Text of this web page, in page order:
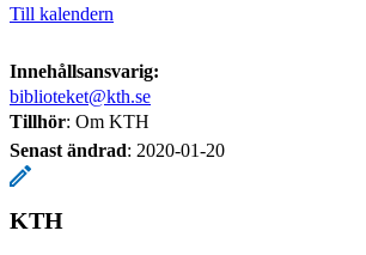
Till kalendern
Innehållsansvarig:
biblioteket@kth.se
Tillhör: Om KTH
Senast ändrad: 2020-01-20
KTH